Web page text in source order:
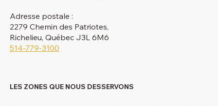
Adresse postale :
2279 Chemin des Patriotes,
Richelieu, Québec J3L 6M6
514-779-3100
LES ZONES QUE NOUS DESSERVONS